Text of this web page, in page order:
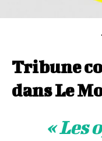
Tribune
dans Le
« Les